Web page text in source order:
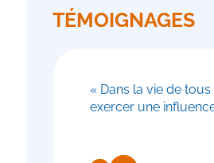
TÉMOIGNAGES
« Dans la vie de
exercer une